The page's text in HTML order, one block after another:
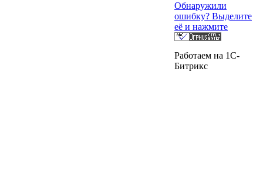
Обнаружили
ошибку? Выделите
её и нажмите
Работаем на 1C-
Битрикс